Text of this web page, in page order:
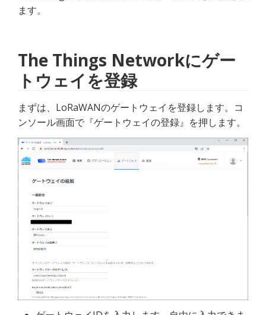
ます。
The Things Networkにゲー
トウェイを登録
まずは、LoRaWANのゲートウェイを登録します。コ
ンソール画面で『ゲートウェイの登録』を押します。